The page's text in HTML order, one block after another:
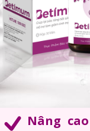
Nâng